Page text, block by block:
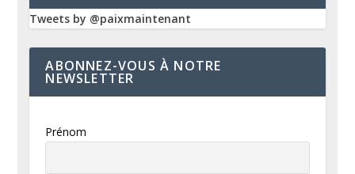
Tweets by @paixmaintenant
ABONNEZ-VOUS À NOTRE
NEWSLETTER
Prénom